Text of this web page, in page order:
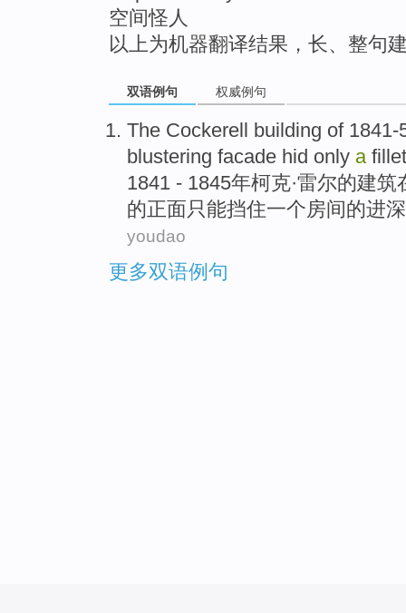
空间怪人
以上为机器翻译结果，长、整句
双语例句 权威例句
The Cockerell building of1841-
blustering facade hid only a fillet
1841 - 1845年柯克·雷尔的建筑
的正面只能挡住一个房间的进深
youdao
更多双语例句